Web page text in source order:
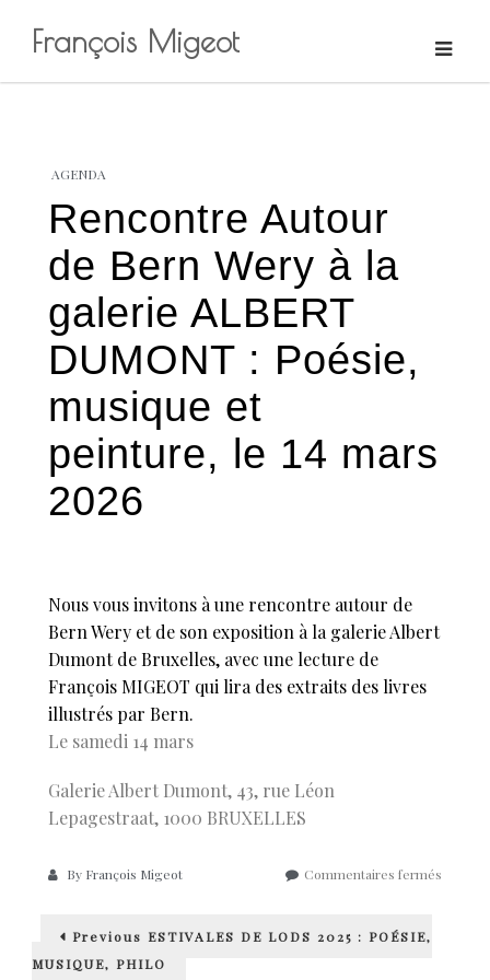
François Migeot
AGENDA
Rencontre Autour
de Bern Wery à la
galerie ALBERT
DUMONT : Poésie,
musique et
peinture, le 14 mars
2026
Nous vous invitons à une rencontre autour de
Bern Wery et de son exposition à la galerie Albert
Dumont de Bruxelles, avec une lecture de
François MIGEOT qui lira des extraits des livres
illustrés par Bern.
Le samedi 14 mars
Galerie Albert Dumont, 43, rue Léon
Lepagestraat, 1000 BRUXELLES
By François Migeot Commentaires ferméssur
Navigation
Previous Previous
ESTIVALES DE LODS 2025 : POÉSIE,
MUSIQUE, PHILO